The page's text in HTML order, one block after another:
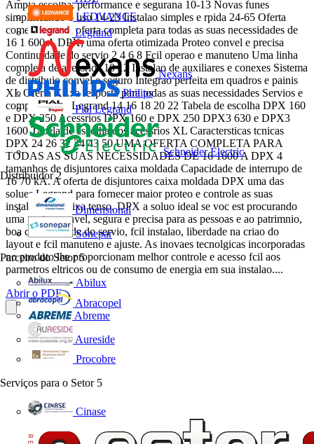
LEDVANCE
Legrand
Nexans
Philips
Pial Legrand
Schneider Electric
Distribuidor 2
Dimensional
Sonepar
Parceiro do Setor 5
Abilux
Abracopel
Abreme
Aureside
Procobre
Serviços para o Setor 5
Cinase
Ampla escolha, performance e segurana 10-13 Novas funes
simplificando o uso 14-23 Instalao simples e rpida 24-65 Oferta
comercial Uma oferta completa para todas as suas necessidades de
16 1 600 A DPX, uma oferta otimizada Proteo convel e precisa
Continuidade do servio 2 4 6 8 Fcil operao e manuteno Uma linha
completa de acessrios 10 12 Instalao de auxiliares e conexes Sistema
de distribuio convel e seguro Integrao perfeita em quadros e painis
XL Oferta XL: a resposta para todas as suas necessidades Servios e
compromissos Legrand 14 16 18 20 22 Tabela de escolha DPX 160
e DPX 250 Acessrios DPX 160 e DPX 250 DPX3 630 e DPX3
1600 Tabela de escolha dos acessrios XL Caractersticas tcnicas
DPX 24 26 32 34 43 50 UMA OFERTA COMPLETA PARA
TODAS AS SUAS NECESSIDADES DE 16 1600 A DPX 4
tamanhos de disjuntores caixa moldada Capacidade de interrupo de
16 70 kA. A oferta de disjuntores caixa moldada DPX uma das
solues Legrand para fornecer maior proteo e controle as suas
instalaes em baixa tenso. DPX a soluo ideal se voc est procurando
uma proteo convel, segura e precisa para as pessoas e ao patrimnio,
boa continuidade do servio, fcil instalao, liberdade na criao do
layout e fcil manuteno e ajuste. As inovaes tecnolgicas incorporadas
no produto lhe proporcionam melhor controle e acesso fcil aos
parmetros eltricos ou de consumo de energia em sua instalao....
Abrir o PDF